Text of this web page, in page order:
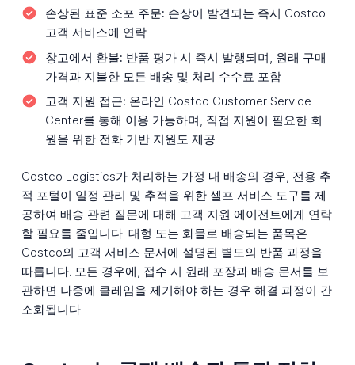
손상된 표준 소포 주문: 손상이 발견되는 즉시 Costco
고객 서비스에 연락
창고에서 환불: 반품 평가 시 즉시 발행되며, 원래 구매
가격과 지불한 모든 배송 및 처리 수수료 포함
고객 지원 접근: 온라인 Costco Customer Service
Center를 통해 이용 가능하며, 직접 지원이 필요한 회
원을 위한 전화 기반 지원도 제공
Costco Logistics가 처리하는 가정 내 배송의 경우, 전용 추
적 포털이 일정 관리 및 추적을 위한 셀프 서비스 도구를 제
공하여 배송 관련 질문에 대해 고객 지원 에이전트에게 연락
할 필요를 줄입니다. 대형 또는 화물로 배송되는 품목은
Costco의 고객 서비스 문서에 설명된 별도의 반품 과정을
따릅니다. 모든 경우에, 접수 시 원래 포장과 배송 문서를 보
관하면 나중에 클레임을 제기해야 하는 경우 해결 과정이 간
소화됩니다.